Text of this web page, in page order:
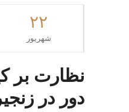
۲۲
شهریور
نظارت بر
دور در